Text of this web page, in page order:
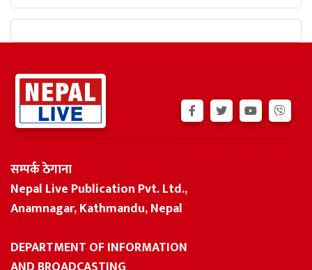
सम्पर्क ठेगाना
Nepal Live Publication Pvt. Ltd.,
Anamnagar, Kathmandu, Nepal
DEPARTMENT OF INFORMATION